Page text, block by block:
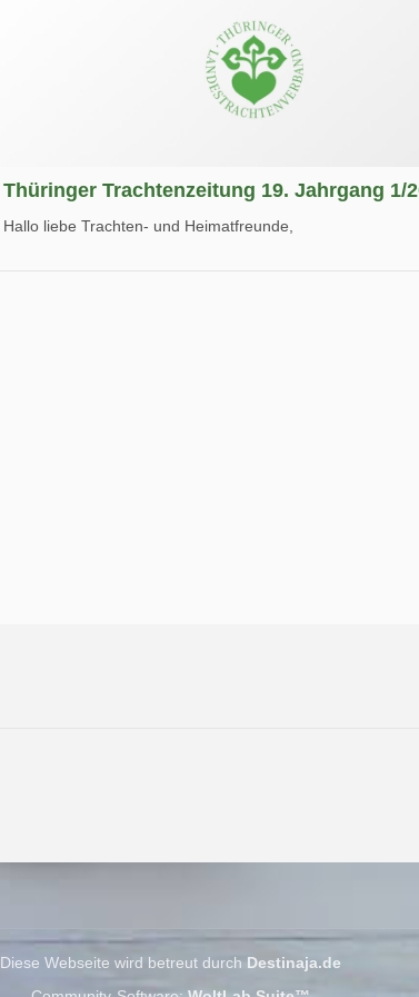
Thüringer Trachtenzeitung 19. Jahrgang 1/
Hallo liebe Trachten- und Heimatfreunde,
Diese Webseite wird betreut durch Destinaja.de